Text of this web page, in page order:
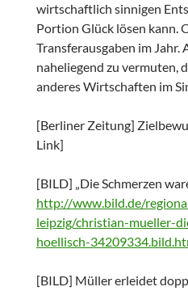
wirtschaftlich sinnigen
Portion Glück lösen kann.
Transferausgaben im Jahr.
naheliegend zu vermuten,
anderes Wirtschaften im
[Berliner Zeitung]
Link]
[BILD] „Die Schmerzen
http://www.bild.de/
leipzig/christian-mueller-
hoellisch-
[BILD] Müller erleidet